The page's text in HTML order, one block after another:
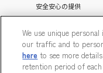
安全安心の提供
地球環境との共生
子どもたちへの体験価
プラモデルを通じたサ
We use unique
our traffic and to
here to see more
retention period of